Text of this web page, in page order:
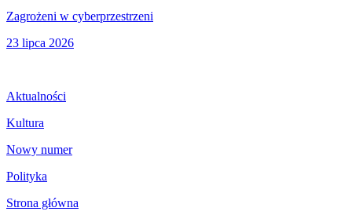
Zagrożeni w cyberprzestrzeni
23 lipca 2026
Aktualności
Kultura
Nowy numer
Polityka
Strona główna